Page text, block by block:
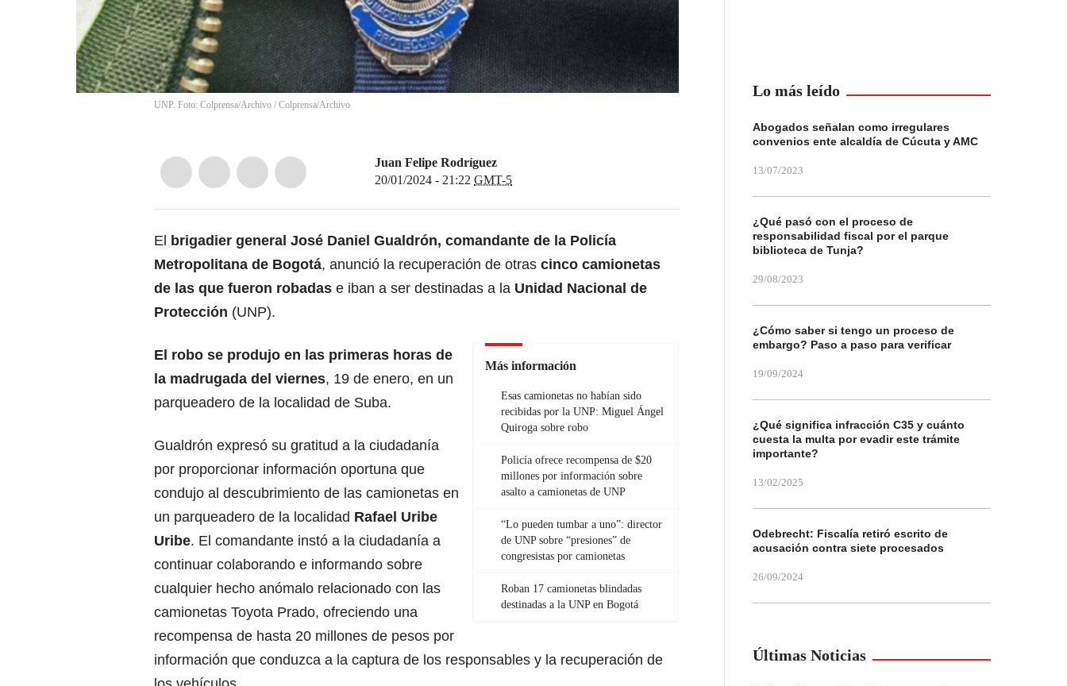
UNP. Foto: Colprensa/Archivo / Colprensa/Archivo
Juan Felipe Rodríguez
20/01/2024 - 21:22 GMT-5
El brigadier general José Daniel Gualdrón, comandante de la Policía
Metropolitana de Bogotá, anunció la recuperación de otras cinco camionetas
de las que fueron robadas e iban a ser destinadas a la Unidad Nacional de
Protección (UNP).
Más información
Esas camionetas no habían sido
recibidas por la UNP: Miguel Ángel
Quiroga sobre robo
Policía ofrece recompensa de $20
millones por información sobre
asalto a camionetas de UNP
“Lo pueden tumbar a uno”: director
de UNP sobre “presiones” de
congresistas por camionetas
Roban 17 camionetas blindadas
destinadas a la UNP en Bogotá
El robo se produjo en las primeras horas de
la madrugada del viernes, 19 de enero, en un
parqueadero de la localidad de Suba.
Gualdrón expresó su gratitud a la ciudadanía
por proporcionar información oportuna que
condujo al descubrimiento de las camionetas en
un parqueadero de la localidad Rafael Uribe
Uribe. El comandante instó a la ciudadanía a
continuar colaborando e informando sobre
cualquier hecho anómalo relacionado con las
camionetas Toyota Prado, ofreciendo una
recompensa de hasta 20 millones de pesos por
información que conduzca a la captura de los responsables y la recuperación de
Lo más leído
Abogados señalan como irregulares
convenios ente alcaldía de Cúcuta y AMC
13/07/2023
¿Qué pasó con el proceso de
responsabilidad fiscal por el parque
biblioteca de Tunja?
29/08/2023
¿Cómo saber si tengo un proceso de
embargo? Paso a paso para verificar
19/09/2024
¿Qué significa infracción C35 y cuánto
cuesta la multa por evadir este trámite
importante?
13/02/2025
Odebrecht: Fiscalía retiró escrito de
acusación contra siete procesados
26/09/2024
Últimas Noticias